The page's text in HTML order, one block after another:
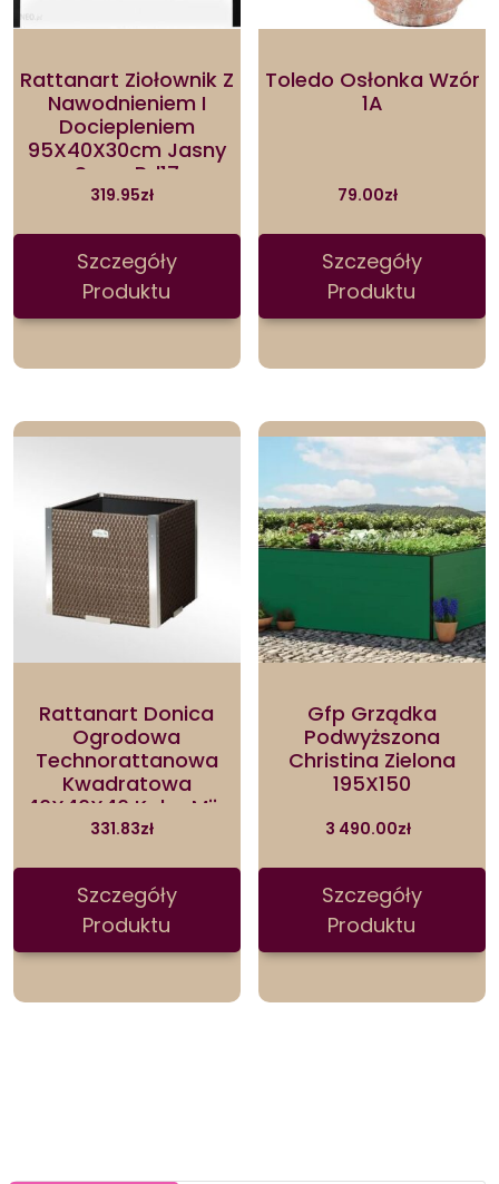
Rattanart Ziołownik Z
Nawodnieniem I
Dociepleniem
95X40X30cm Jasny
Szary Rd17
319.95zł
Szczegóły
Produktu
Toledo Osłonka Wzór
1A
79.00zł
Szczegóły
Produktu
Rattanart Donica
Ogrodowa
Technorattanowa
Kwadratowa
46X46X46 Kolor Miix
Brąz Rd06
331.83zł
Szczegóły
Produktu
Gfp Grządka
Podwyższona
Christina Zielona
195X150
3 490.00zł
Szczegóły
Produktu